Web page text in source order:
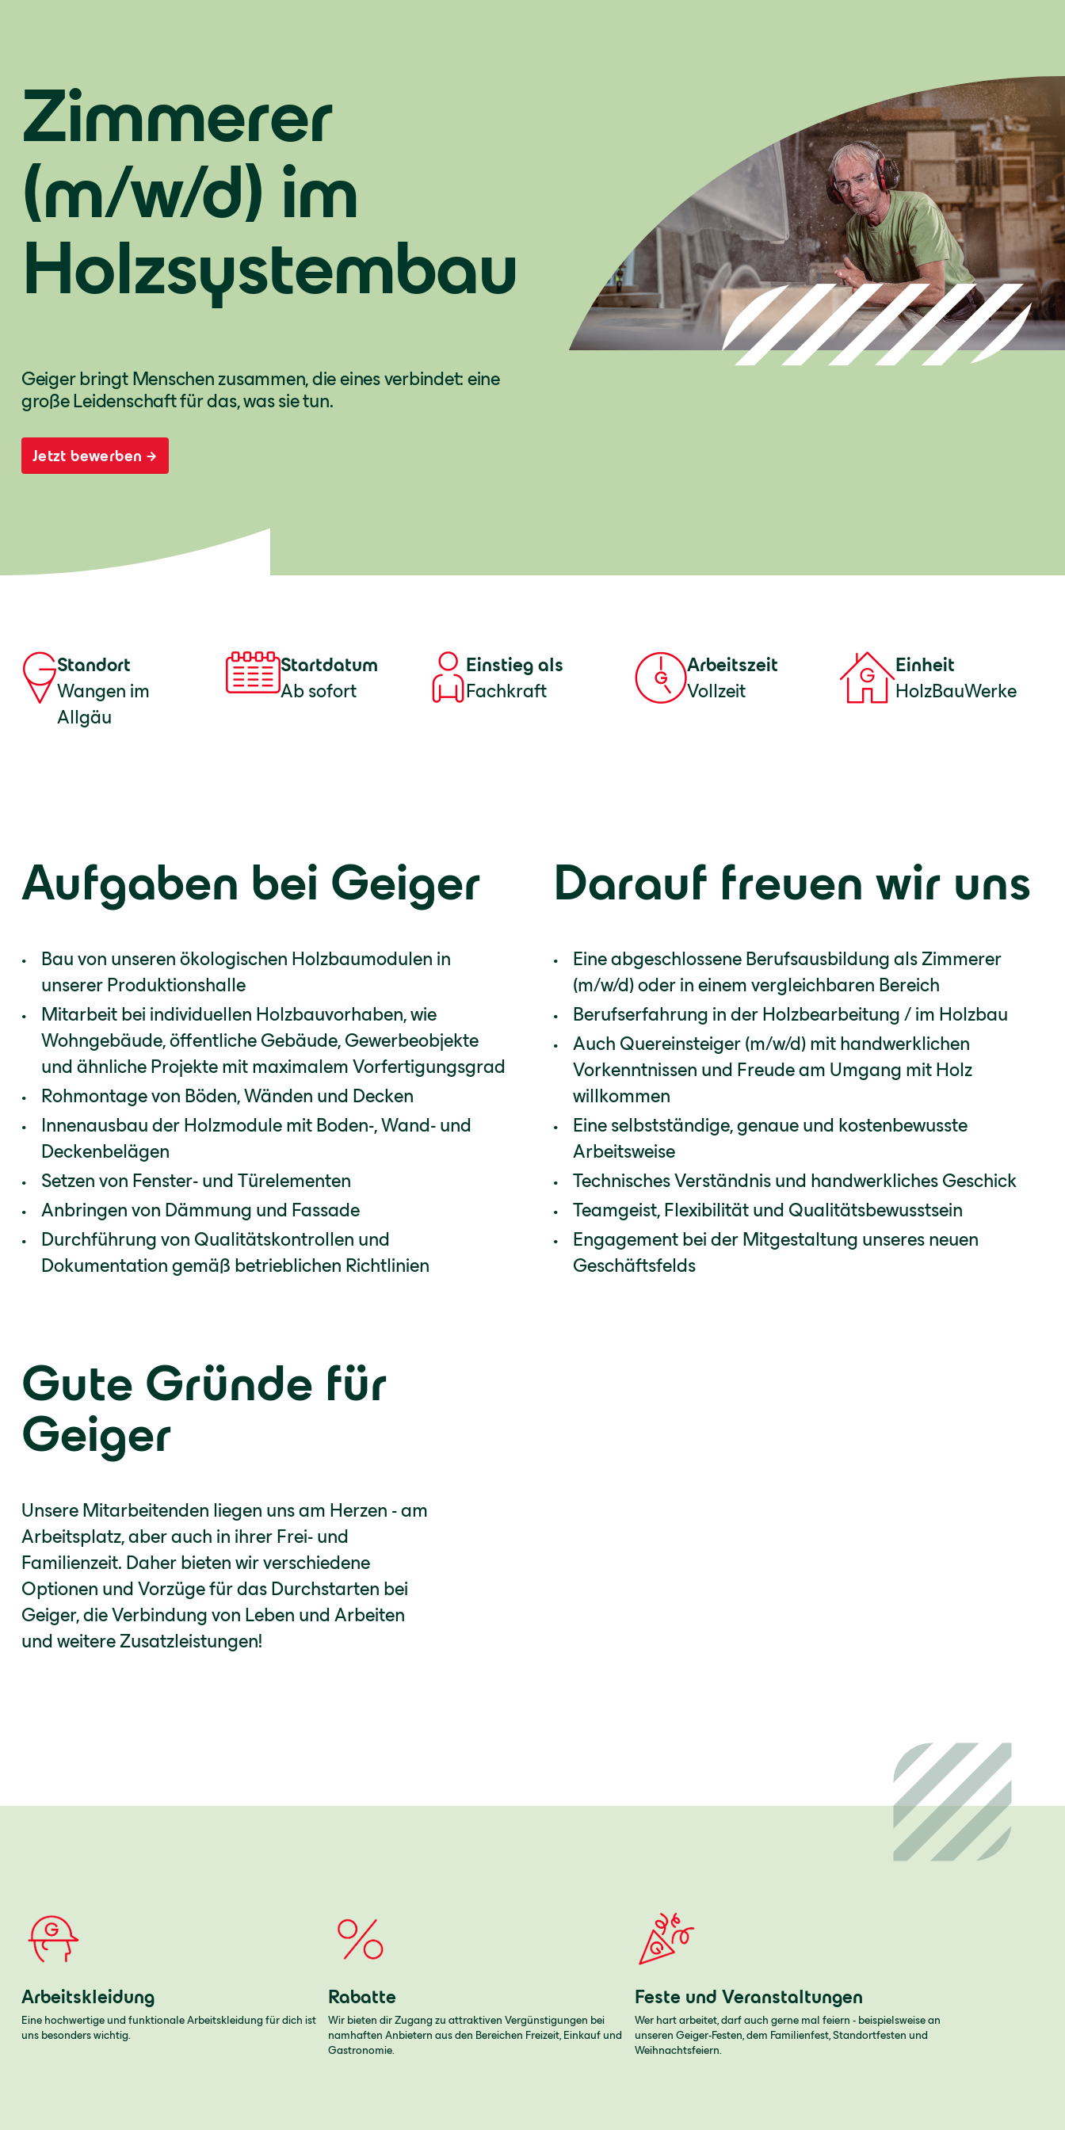
Zimmerer
(m/w/d) im
Holzsystembau
Geiger bringt Menschen zusammen, die eines verbindet: eine
große Leidenschaft für das, was sie tun.
Jetzt bewerben
Standort
Wangen im
Allgäu
Startdatum
Ab sofort
Einstieg als
Fachkraft
Arbeitszeit
Vollzeit
Einheit
HolzBauWerke
Aufgaben bei Geiger
Bau von unseren ökologischen Holzbaumodulen in
unserer Produktionshalle
Mitarbeit bei individuellen Holzbauvorhaben, wie
Wohngebäude, öffentliche Gebäude, Gewerbeobjekte
und ähnliche Projekte mit maximalem Vorfertigungsgrad
Rohmontage von Böden, Wänden und Decken
Innenausbau der Holzmodule mit Boden-, Wand- und
Deckenbelägen
Setzen von Fenster- und Türelementen
Anbringen von Dämmung und Fassade
Durchführung von Qualitätskontrollen und
Dokumentation gemäß betrieblichen Richtlinien
Darauf freuen wir uns
Eine abgeschlossene Berufsausbildung als Zimmerer
(m/w/d) oder in einem vergleichbaren Bereich
Berufserfahrung in der Holzbearbeitung / im Holzbau
Auch Quereinsteiger (m/w/d) mit handwerklichen
Vorkenntnissen und Freude am Umgang mit Holz
willkommen
Eine selbstständige, genaue und kostenbewusste
Arbeitsweise
Technisches Verständnis und handwerkliches Geschick
Teamgeist, Flexibilität und Qualitätsbewusstsein
Engagement bei der Mitgestaltung unseres neuen
Geschäftsfelds
Gute Gründe für
Geiger
Unsere Mitarbeitenden liegen uns am Herzen - am
Arbeitsplatz, aber auch in ihrer Frei- und
Familienzeit. Daher bieten wir verschiedene
Optionen und Vorzüge für das Durchstarten bei
Geiger, die Verbindung von Leben und Arbeiten
und weitere Zusatzleistungen!
Arbeitskleidung
Eine hochwertige und funktionale Arbeitskleidung für dich ist
uns besonders wichtig.
Rabatte
Wir bieten dir Zugang zu attraktiven Vergünstigungen bei
namhaften Anbietern aus den Bereichen Freizeit, Einkauf und
Gastronomie.
Feste und Veranstaltungen
Wer hart arbeitet, darf auch gerne mal feiern - beispielsweise an
unseren Geiger-Festen, dem Familienfest, Standortfesten und
Weihnachtsfeiern.